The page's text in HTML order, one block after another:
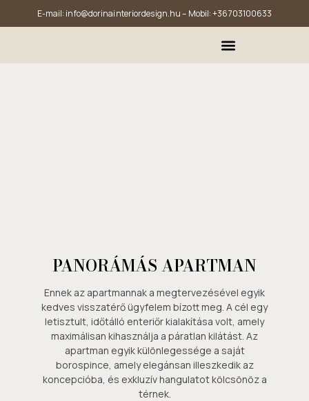
E-mail: info@dorinainteriordesign.hu– Mobil:+36703100633
PANORÁMÁS APARTMAN
Ennek az apartmannak a megtervezésével egyik
kedves visszatérő ügyfelem bízott meg. A cél egy
letisztult, időtálló enteriőr kialakítása volt, amely
maximálisan kihasználja a páratlan kilátást. Az
apartman egyik különlegessége a saját
borospince, amely elegánsan illeszkedik az
koncepcióba, és exkluzív hangulatot kölcsönöz a
térnek.